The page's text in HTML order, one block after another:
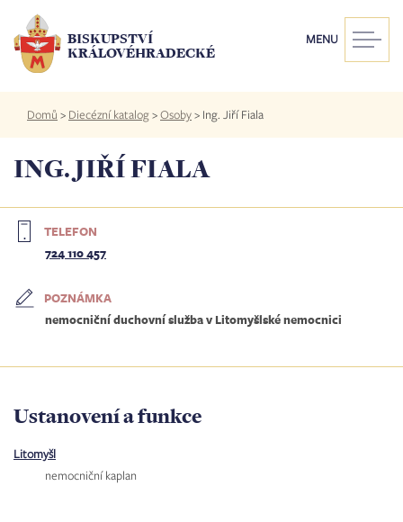
hlavnímu
obsahu
BISKUPSTVÍ
KRÁLOVÉHRADECKÉ
MENU
Drobečková
navigace
Domů > Diecézní katalog>Osoby> Ing. Jiří Fiala
ING. JIŘÍ FIALA
TELEFON
724 110 457
POZNÁMKA
nemocniční duchovní služba v Litomyšlské nemocnici
Ustanovení a funkce
Litomyšl
nemocniční kaplan